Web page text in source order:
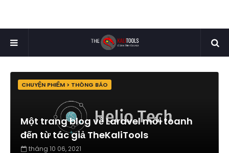
CHUYỆN PHIẾM > THÔNG BÁO
Một trang blog về Laravel mới toanh
đến từ tác giả TheKaliTools
tháng 10 06, 2021